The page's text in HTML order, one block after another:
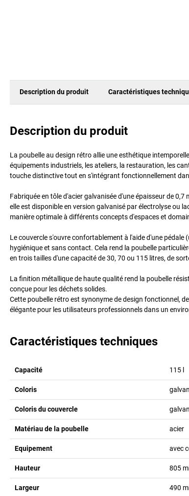
Description du produit Caractéristiques
Description du produit
La poubelle au design rétro allie une esthétique
équipements industriels, les ateliers, la restauration, les
touche distinctive tout en s'intégrant fonctionnellement
Fabriquée en tôle d'acier galvanisée d'une épaisseur de
elle est disponible en version galvanisé par électrolyse ou
manière optimale à différents concepts d'espaces et
Le couvercle s'ouvre confortablement à l'aide d'une
hygiénique et sans contact. Cela rend la poubelle
en trois tailles d'une capacité de 30, 70 ou 115 litres, de
La finition métallique de haute qualité rend la poubelle
conçue pour les déchets solides.
Cette poubelle rétro est synonyme de design fonctionnel,
élégante pour les utilisateurs professionnels dans un
Caractéristiques techniques
Capacité 115
Coloris
Coloris du couvercle
Matériau de la poubelle acier
Equipement avec
Hauteur 805
Largeur 490